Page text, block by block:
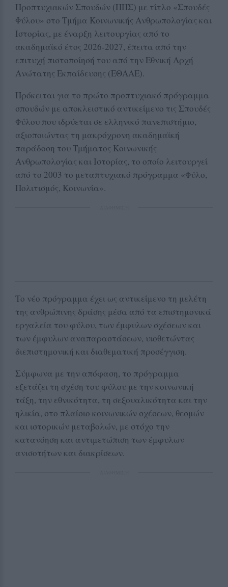
Προπτυχιακών Σπουδών (ΠΠΣ) με τίτλο «Σπουδές
Φύλου» στο Τμήμα Κοινωνικής Ανθρωπολογίας και
Ιστορίας, με έναρξη λειτουργίας από το
ακαδημαϊκό έτος 2026-2027, έπειτα από την
επιτυχή πιστοποίησή του από την Εθνική Αρχή
Ανώτατης Εκπαίδευσης (ΕΘΑΑΕ).
Πρόκειται για το πρώτο προπτυχιακό πρόγραμμα
σπουδών με αποκλειστικό αντικείμενο τις Σπουδές
Φύλου που ιδρύεται σε ελληνικό πανεπιστήμιο,
αξιοποιώντας τη μακρόχρονη ακαδημαϊκή
παράδοση του Τμήματος Κοινωνικής
Ανθρωπολογίας και Ιστορίας, το οποίο λειτουργεί
από το 2003 το μεταπτυχιακό πρόγραμμα «Φύλο,
Πολιτισμός, Κοινωνία».
Το νέο πρόγραμμα έχει ως αντικείμενο τη μελέτη
της ανθρώπινης δράσης μέσα από τα επιστημονικά
εργαλεία του φύλου, των έμφυλων σχέσεων και
των έμφυλων αναπαραστάσεων, υιοθετώντας
διεπιστημονική και διαθεματική προσέγγιση.
Σύμφωνα με την απόφαση, το πρόγραμμα
εξετάζει τη σχέση του φύλου με την κοινωνική
τάξη, την εθνικότητα, τη σεξουαλικότητα και την
ηλικία, στο πλαίσιο κοινωνικών σχέσεων, θεσμών
και ιστορικών μεταβολών, με στόχο την
κατανόηση και αντιμετώπιση των έμφυλων
ανισοτήτων και διακρίσεων.